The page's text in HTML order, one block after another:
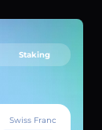
Staking
Swiss Franc